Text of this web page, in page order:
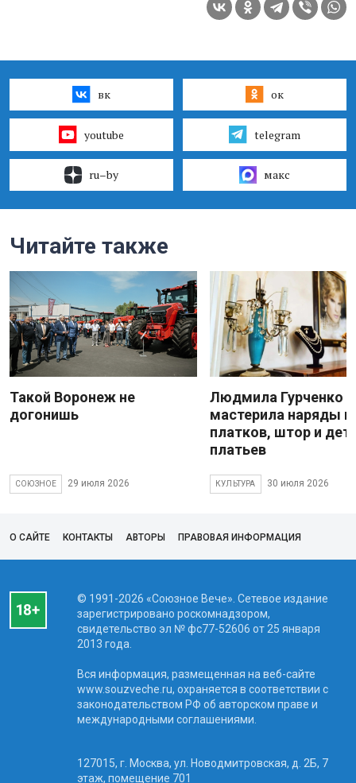
вк ок
youtube telegram
ru–by макс
Читайте также
Такой Воронеж не
догонишь
СОЮЗНОЕ 29 июля 2026
Людмила Гурченко
мастерила наряды
платков, штор и
платьев
КУЛЬТУРА 30 июля 2026
О САЙТЕ КОНТАКТЫ АВТОРЫ ПРАВОВАЯ ИНФОРМАЦИЯ
© 1991-2026 «Союзное Вече». Сетевое издание
зарегистрировано роскомнадзором,
свидетельство эл № фc77-52606 от 25 января
2013 года.
Вся информация, размещенная на веб-сайте
www.souzveche.ru, охраняется в соответствии с
законодательством РФ об авторском праве и
международными соглашениями.
127015, г. Москва, ул. Новодмитровская, д. 2Б, 7
этаж, помещение 701